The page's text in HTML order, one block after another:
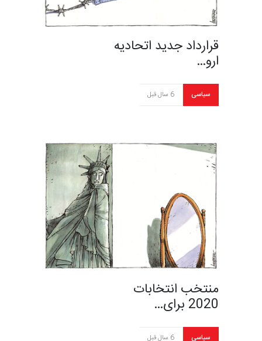
قرارداد جدید اتحادیه
ارو…
سیاسی 6 سال قبل
منتخب انتخابات
2020 برای…
سیاسی 6 سال قبل